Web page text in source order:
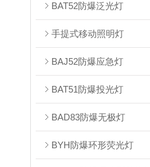
BAT52防爆泛光灯
手提式移动照明灯
BAJ52防爆应急灯
BAT51防爆投光灯
BAD83防爆无极灯
BYH防爆环形荧光灯